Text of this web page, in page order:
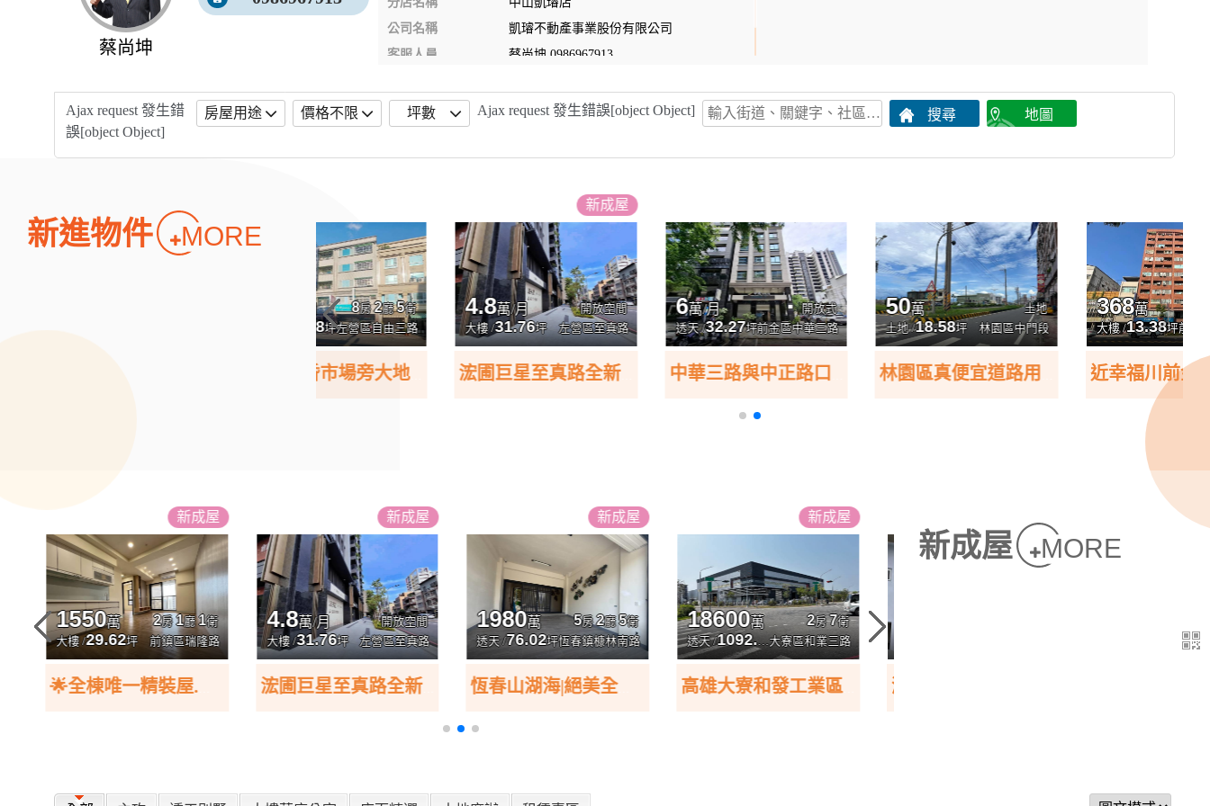
蔡尚坤
公司名稱
凱璿不動產事業股份有限公司
客服人員
蔡尚坤 0986967913
Ajax request 發生錯
誤[object Object]
房屋用途 價格不限 坪數 Ajax request 發生錯誤[object Object]
新進物件 MORE
浤圃巨星至真路全新店面1+2樓可分開出租
大樓 /31.76坪
4.8萬/月
開放空間
左營區至真路
中華三路與中正路口/邊間面寬9.6米金店面
透天 /32.27坪
6萬/月
開放式
前金區中華三路
林園區真便宜道路用地(面前道路10米)
土地 /18.58坪
50萬
土地
林園區中門段
近幸福川前金捷運站採光佳有陽台套房
大樓 /13.38坪
368萬 1房1廳1衛
前金區中華三路
新成屋 MORE
新成屋
透天 /76.02坪
1980萬 5房2廳5衛
恆春鎮槺林南路
新成屋
透天 /1092.64 坪
18600萬 2房7衛
大寮區和業三路
新成屋
別墅 /81.83坪
2500萬 5房2廳5衛
潮州鎮興美二巷
新成屋
恆春山湖海|絕美全新大地坪電梯車墅(B5)
透天 /78.22坪
2380萬 5房2廳5衛
恆春鎮槺林南路
96.09坪